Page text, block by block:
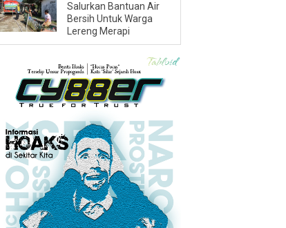
Salurkan Bantuan Air
Bersih Untuk Warga
Lereng Merapi